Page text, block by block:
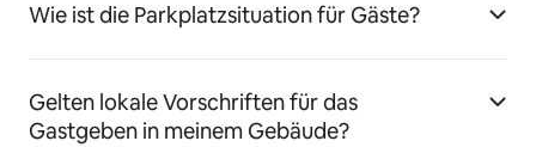
Wie ist die Parkplatzsituation für Gäste?
Gelten lokale Vorschriften für das
Gastgeben in meinem Gebäude?